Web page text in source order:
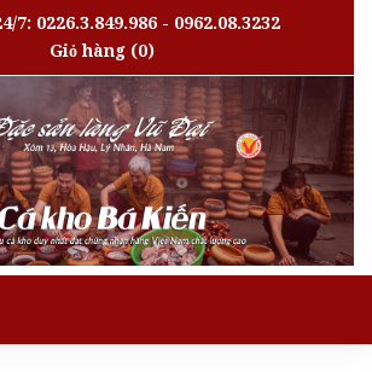
7: 0226.3.849.986 - 0962.08.3232
Giỏ hàng(0)